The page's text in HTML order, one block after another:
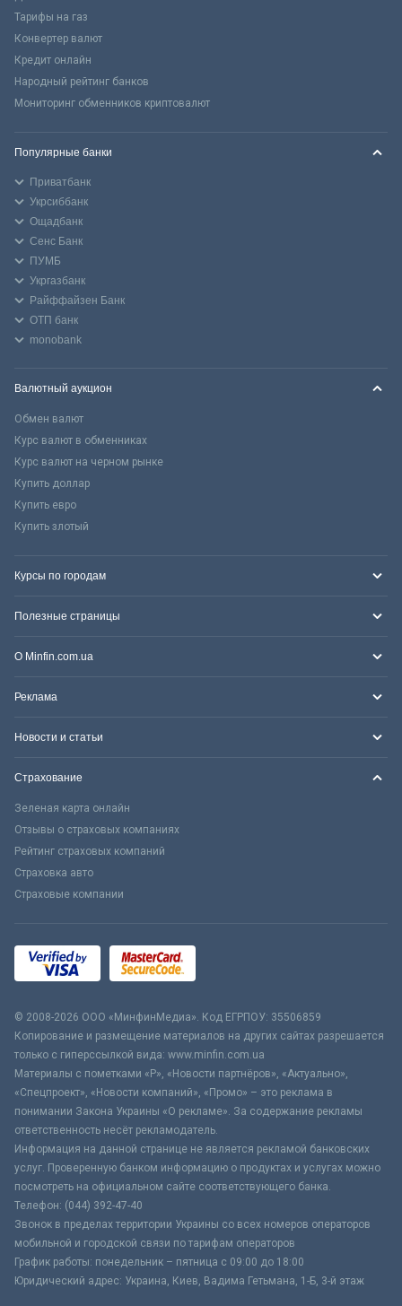
Тарифы на газ
Конвертер валют
Кредит онлайн
Народный рейтинг банков
Мониторинг обменников криптовалют
Популярные банки
Приватбанк
Укрсиббанк
Ощадбанк
Сенс Банк
ПУМБ
Укргазбанк
Райффайзен Банк
ОТП банк
monobank
Валютный аукцион
Обмен валют
Курс валют в обменниках
Курс валют на черном рынке
Купить доллар
Купить евро
Купить злотый
Курсы по городам
Полезные страницы
О Minfin.com.ua
Реклама
Новости и статьи
Страхование
Зеленая карта онлайн
Отзывы о страховых компаниях
Рейтинг страховых компаний
Страховка авто
Страховые компании
© 2008-2026 ООО «МинфинМедиа». Код ЕГРПОУ: 35506859
Копирование и размещение материалов на других сайтах разрешается
только с гиперссылкой вида: www.minfin.com.ua
Материалы с пометками «Р», «Новости партнёров», «Актуально»,
«Спецпроект», «Новости компаний», «Промо» – это реклама в
понимании Закона Украины «О рекламе». За содержание рекламы
ответственность несёт рекламодатель.
Информация на данной странице не является рекламой банковских
услуг. Проверенную банком информацию о продуктах и услугах можно
посмотреть на официальном сайте соответствующего банка.
Телефон: (044) 392-47-40
Звонок в пределах территории Украины со всех номеров операторов
мобильной и городской связи по тарифам операторов
График работы: понедельник – пятница с 09:00 до 18:00
Юридический адрес: Украина, Киев, Вадима Гетьмана, 1-Б, 3-й этаж